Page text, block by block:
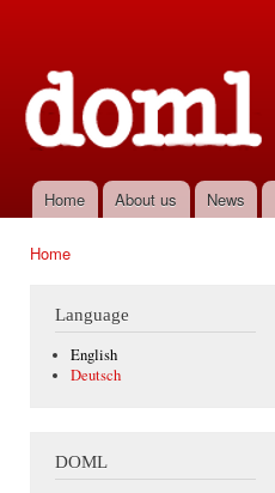
Home About us News
Home
Language
English
Deutsch
DOML